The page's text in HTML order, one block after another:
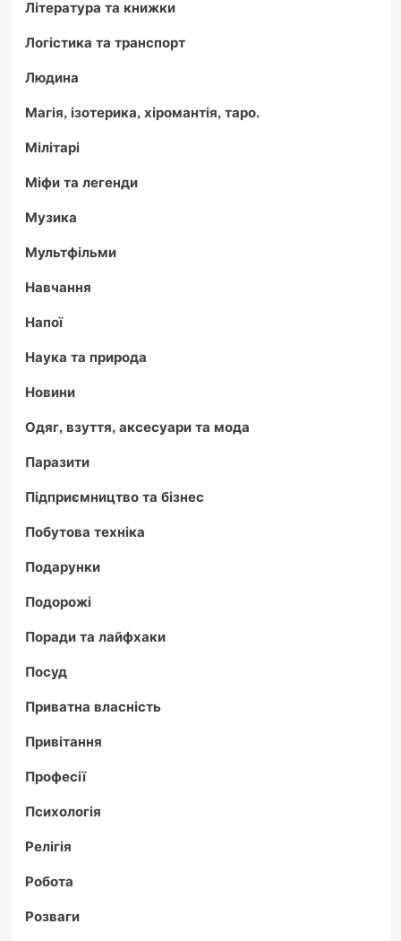
Література та книжки
Логістика та транспорт
Людина
Магія, ізотерика, хіромантія, таро.
Мілітарі
Міфи та легенди
Музика
Мультфільми
Навчання
Напої
Наука та природа
Новини
Одяг, взуття, аксесуари та мода
Паразити
Підприємництво та бізнес
Побутова техніка
Подарунки
Подорожі
Поради та лайфхаки
Посуд
Приватна власність
Привітання
Професії
Психологія
Релігія
Робота
Розваги